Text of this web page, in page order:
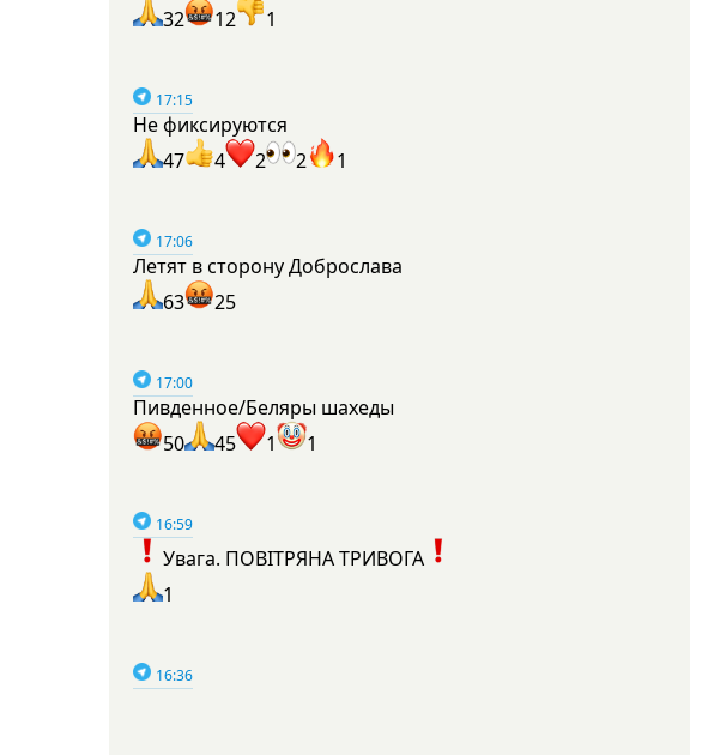
32
12 1
17:15
Не фиксируются
47
4 2 2 1
17:06
Летят в сторону Доброслава
63
25
17:00
Пивденное/Беляры шахеды
50
45 1 1
16:59
Увага. ПОВІТРЯНА ТРИВОГА
1
16:36